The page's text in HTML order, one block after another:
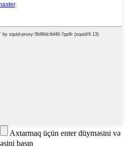
Axtarmaq üçün enter düyməsini və
basın